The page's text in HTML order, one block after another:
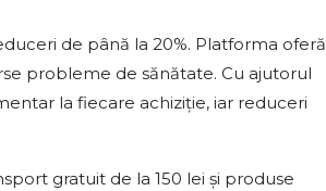
de până la 20%. Platforma oferă
probleme de sănătate. Cu ajutorul
la fiecare achiziție, iar reduceri
gratuit de la 150 lei și produse